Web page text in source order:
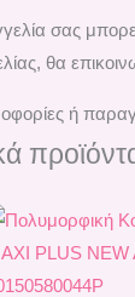
σας
θα
ή